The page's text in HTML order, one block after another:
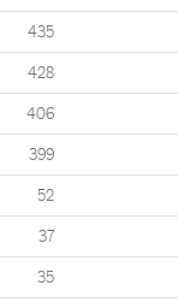
435
428
406
399
52
37
35